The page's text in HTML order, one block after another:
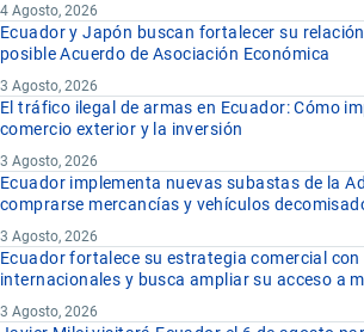
4 Agosto, 2026
Ecuador y Japón buscan fortalecer su
posible Acuerdo de Asociación Económica
3 Agosto, 2026
El tráfico ilegal de armas en Ecuador: Cómo
comercio exterior y la inversión
3 Agosto, 2026
Ecuador implementa nuevas subastas de la
comprarse mercancías y vehículos
3 Agosto, 2026
Ecuador fortalece su estrategia comercial
internacionales y busca ampliar su acceso a
3 Agosto, 2026